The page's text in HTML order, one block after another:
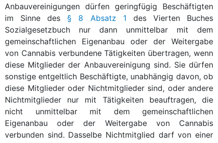
Anbauvereinigungen dürfen geringfügig Beschäftigten
im Sinne des§ 8 Absatz 1 des Vierten Buches
Sozialgesetzbuch nur dann unmittelbar mit dem
gemeinschaftlichen Eigenanbau oder der Weitergabe
von Cannabis verbundene Tätigkeiten übertragen, wenn
diese Mitglieder der Anbauvereinigung sind. Sie dürfen
sonstige entgeltlich Beschäftigte, unabhängig davon, ob
diese Mitglieder oder Nichtmitglieder sind, oder andere
Nichtmitglieder nur mit Tätigkeiten beauftragen, die
nicht unmittelbar mit dem gemeinschaftlichen
Eigenanbau oder der Weitergabe von Cannabis
verbunden sind. Dasselbe Nichtmitglied darf von einer